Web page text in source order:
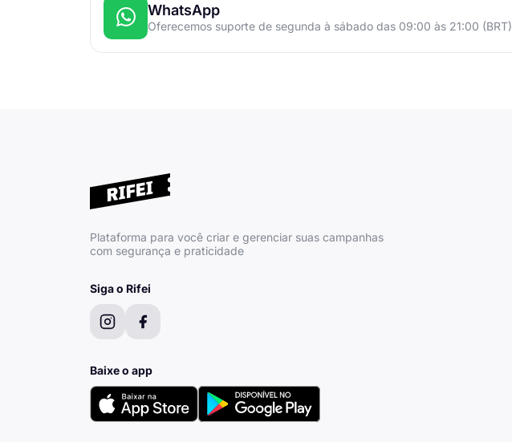
WhatsApp
Oferecemos suporte de segunda à sábado das 09:00 às 21:00 (BRT)
Plataforma para você criar e gerenciar suas campanhas
com segurança e praticidade
Siga o Rifei
Baixe o app